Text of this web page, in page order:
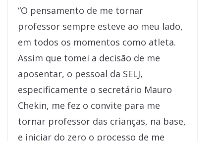
“O pensamento de me tornar
professor sempre esteve ao meu lado,
em todos os momentos como atleta.
Assim que tomei a decisão de me
aposentar, o pessoal da SELJ,
especificamente o secretário Mauro
Chekin, me fez o convite para me
tornar professor das crianças, na base,
e iniciar do zero o processo de me